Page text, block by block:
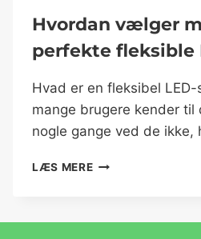
Hvordan vælger
perfekte fleksible
Hvad er en fleksibel
mange brugere kender
nogle gange ved de ikke,
LÆS MERE